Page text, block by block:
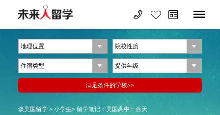
谈美国留学 >小学生> 留学笔记：美国高中一百天